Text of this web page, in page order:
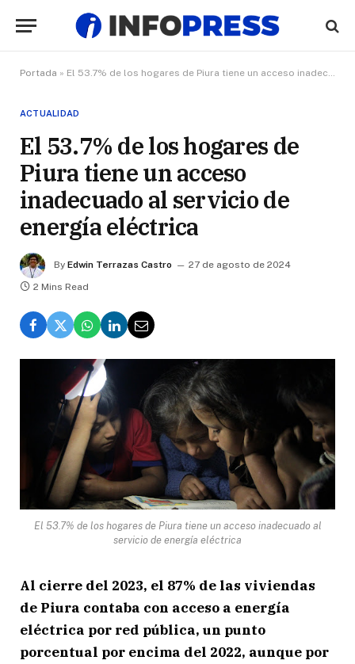
Portada » El 53.7% de los hogares de Piura tiene un acceso inadecuado al servicio de energía eléctrica
ACTUALIDAD
El 53.7% de los hogares de
Piura tiene un acceso
inadecuado al servicio de
energía eléctrica
By Edwin Terrazas Castro
27 de agosto de 2024
2 Mins Read
El 53.7% de los hogares de Piura tiene un acceso inadecuado al
servicio de energía eléctrica
Al cierre del 2023, el 87% de las viviendas
de Piura contaba con acceso a energía
eléctrica por red pública, un punto
porcentual por encima del 2022, aunque por